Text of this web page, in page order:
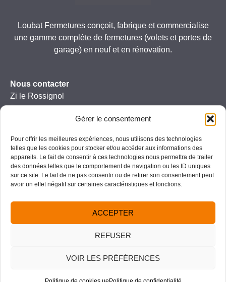
Gérer le consentement
Pour offrir les meilleures expériences, nous utilisons des technologies
telles que les cookies pour stocker et/ou accéder aux informations des
appareils. Le fait de consentir à ces technologies nous permettra de traiter
des données telles que le comportement de navigation ou les ID uniques
sur ce site. Le fait de ne pas consentir ou de retirer son consentement peut
avoir un effet négatif sur certaines caractéristiques et fonctions.
ACCEPTER
REFUSER
VOIR LES PRÉFÉRENCES
Loubat Fermetures conçoit, fabrique et commercialise
une gamme complète de fermetures (volets et portes de
garage) en neuf et en rénovation.
Nous contacter
Zi le Rossignol
Route de villeneuve
47110 Sainte-Livrade-sur-Lot
F: 05 53 01 24 82
Copyright © 2024 |Tous droits réservés|Mentions